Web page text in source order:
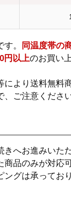
。
同温度帯の
円以上のお買い
より送料無料
ご注意ください
きへお進みいた
商品のみが対応
ングは承ってお